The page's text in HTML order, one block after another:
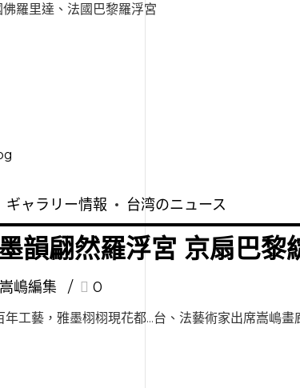
羅里達、法國巴黎羅浮宮
ギャラリー情報 台湾のニュース
韻翩然羅浮宮 京扇巴黎
嵩嶋編集 0
工藝，雅墨栩栩現花都...台、法藝術家出席嵩嶋畫